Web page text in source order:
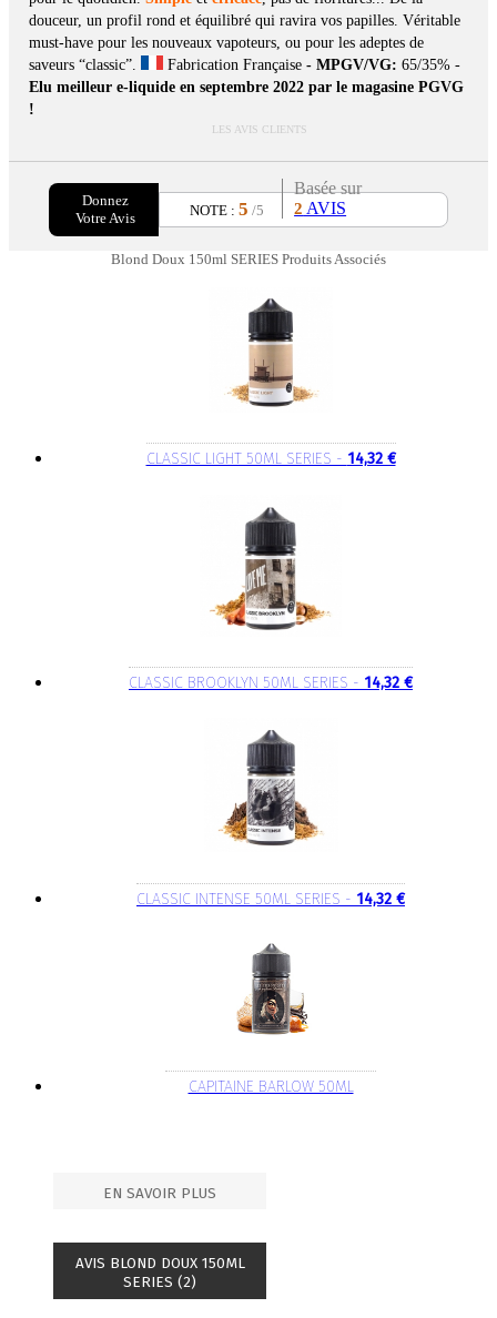
douceur, un profil rond et équilibré qui ravira vos papilles. Véritable
must-have pour les nouveaux vapoteurs, ou pour les adeptes de
saveurs “classic”.
Fabrication Française- MPGV/VG: 65/35% -
Elu meilleur e-liquide en septembre 2022 par le magasine PGVG
!
LES AVIS CLIENTS
Donnez
Votre Avis
NOTE : 5 /5
Basée sur
2 AVIS
Blond Doux 150ml SERIES Produits Associés
CLASSIC LIGHT 50ML SERIES - 14,32 €
CLASSIC BROOKLYN 50ML SERIES - 14,32 €
CLASSIC INTENSE 50ML SERIES - 14,32 €
CAPITAINE BARLOW 50ML
EN SAVOIR PLUS
AVIS BLOND DOUX 150ML
SERIES (2)